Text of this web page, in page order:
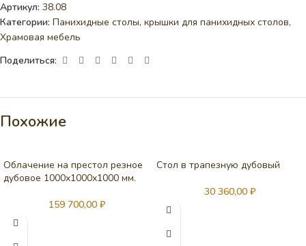
Артикул: 38.08
Категории: Панихидные столы, крышки для панихидных столов,
Храмовая мебель
Поделиться:
Похожие
Облачение на престол резное
дубовое 1000х1000х1000 мм.
159 700,00 ₽
Стол в трапезную дубовый
30 360,00 ₽